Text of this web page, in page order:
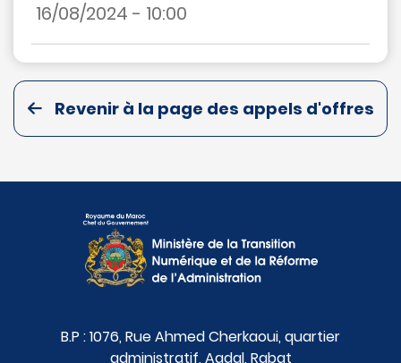
16/08/2024 - 10:00
Revenir à la page des appels d'offres
B.P : 1076, Rue Ahmed Cherkaoui, quartier
administratif, Agdal, Rabat